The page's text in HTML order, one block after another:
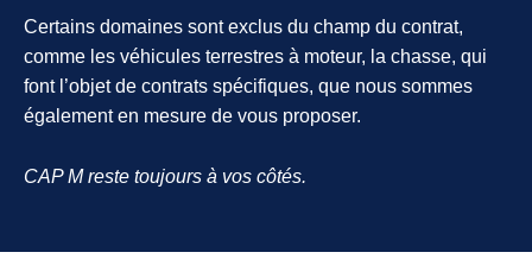
Certains domaines sont exclus du champ du contrat,
comme les véhicules terrestres à moteur, la chasse, qui
font l’objet de contrats spécifiques, que nous sommes
également en mesure de vous proposer.
CAP M reste toujours à vos côtés.